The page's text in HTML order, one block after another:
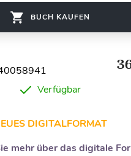
BUCH KAUFEN
Verfügbar
DIGITALFORMAT
mehr über das digitale